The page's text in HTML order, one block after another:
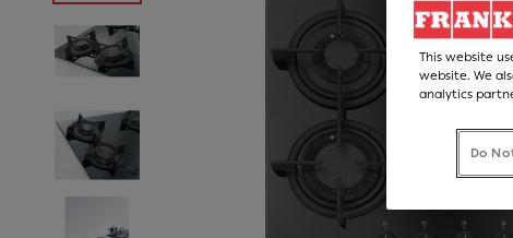
This website
website. We
analytics
Do